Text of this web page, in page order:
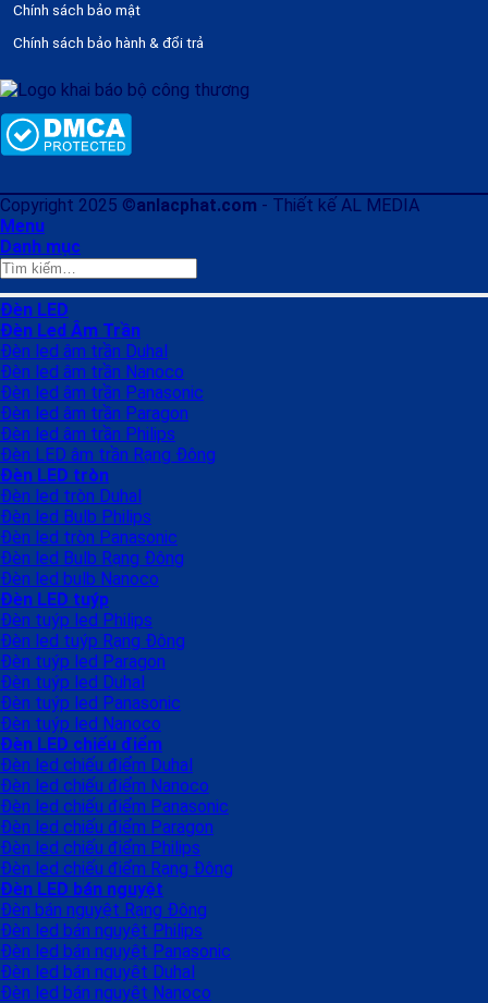
Chính sách bảo mật
Chính sách bảo hành & đổi trả
Copyright 2025 ©anlacphat.com - Thiết kế AL MEDIA
Menu
Danh mục
Tìm
Đèn LED
Đèn Led Âm Trần
Đèn led âm trần Duhal
Đèn led âm trần Nanoco
Đèn led âm trần Panasonic
Đèn led âm trần Paragon
Đèn led âm trần Philips
Đèn LED âm trần Rạng Đông
Đèn LED tròn
Đèn led tròn Duhal
Đèn led Bulb Philips
Đèn led tròn Panasonic
Đèn led Bulb Rạng Đông
Đèn led bulb Nanoco
Đèn LED tuýp
Đèn tuýp led Philips
Đèn led tuýp Rạng Đông
Đèn tuýp led Paragon
Đèn tuýp led Duhal
Đèn tuýp led Panasonic
Đèn tuýp led Nanoco
Đèn LED chiếu điểm
Đèn led chiếu điểm Duhal
Đèn led chiếu điểm Nanoco
Đèn led chiếu điểm Panasonic
Đèn led chiếu điểm Paragon
Đèn led chiếu điểm Philips
Đèn led chiếu điểm Rạng Đông
Đèn LED bán nguyệt
Đèn bán nguyệt Rạng Đông
Đèn led bán nguyệt Philips
Đèn led bán nguyệt Panasonic
Đèn led bán nguyệt Duhal
Đèn led bán nguyệt Nanoco